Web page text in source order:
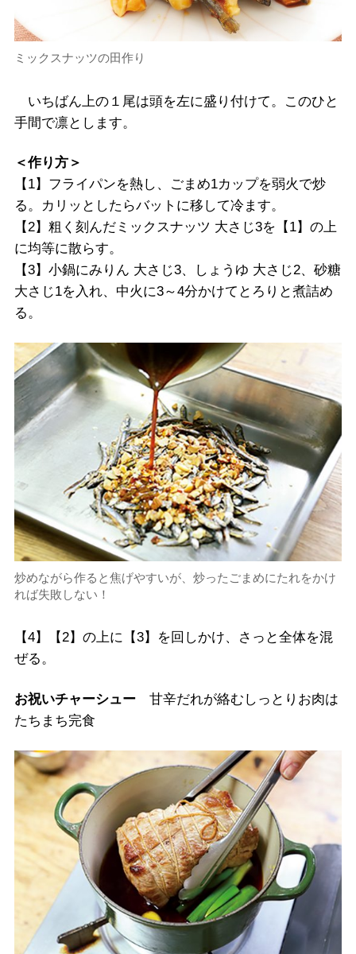
ミックスナッツの田作り
いちばん上の１尾は頭を左に盛り付けて。このひと
手間で凛とします。
＜作り方＞
【1】フライパンを熱し、ごまめ1カップを弱火で炒
る。カリッとしたらバットに移して冷ます。
【2】粗く刻んだミックスナッツ 大さじ3を【1】の上
に均等に散らす。
【3】小鍋にみりん 大さじ3、しょうゆ 大さじ2、砂糖
大さじ1を入れ、中火に3～4分かけてとろりと煮詰め
る。
炒めながら作ると焦げやすいが、炒ったごまめにたれをかけ
れば失敗しない！
【4】【2】の上に【3】を回しかけ、さっと全体を混
ぜる。
お祝いチャーシュー甘辛だれが絡むしっとりお肉は
たちまち完食